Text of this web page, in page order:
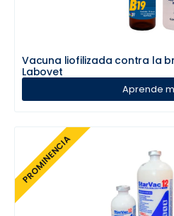
Aprende
Vacuna liofilizada contra la
Labovet
PROMINENCIA